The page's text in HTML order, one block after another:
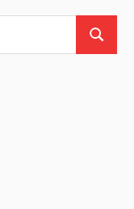
検